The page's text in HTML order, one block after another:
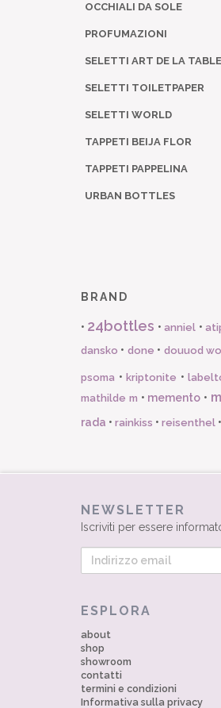
OCCHIALI DA SOLE
PROFUMAZIONI
SELETTI ART DE LA TABLE
SELETTI TOILETPAPER
SELETTI WORLD
TAPPETI BEIJA FLOR
TAPPETI PAPPELINA
URBAN BOTTLES
BRAND
• 24bottles •anniel •
dansko • done • douuod
psoma •kriptonite •
mathilde m • memento •
rada • rainkiss • reisenthel •
NEWSLETTER
Iscriviti per essere
ESPLORA
about
shop
showroom
contatti
termini e condizioni
Informativa sulla privacy